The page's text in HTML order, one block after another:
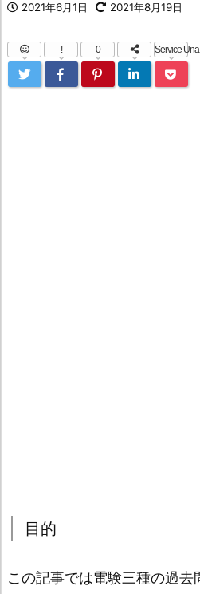
2021年6月1日 2021年8月19日
! 0 Service Una
目的
この記事では電験三種の過去